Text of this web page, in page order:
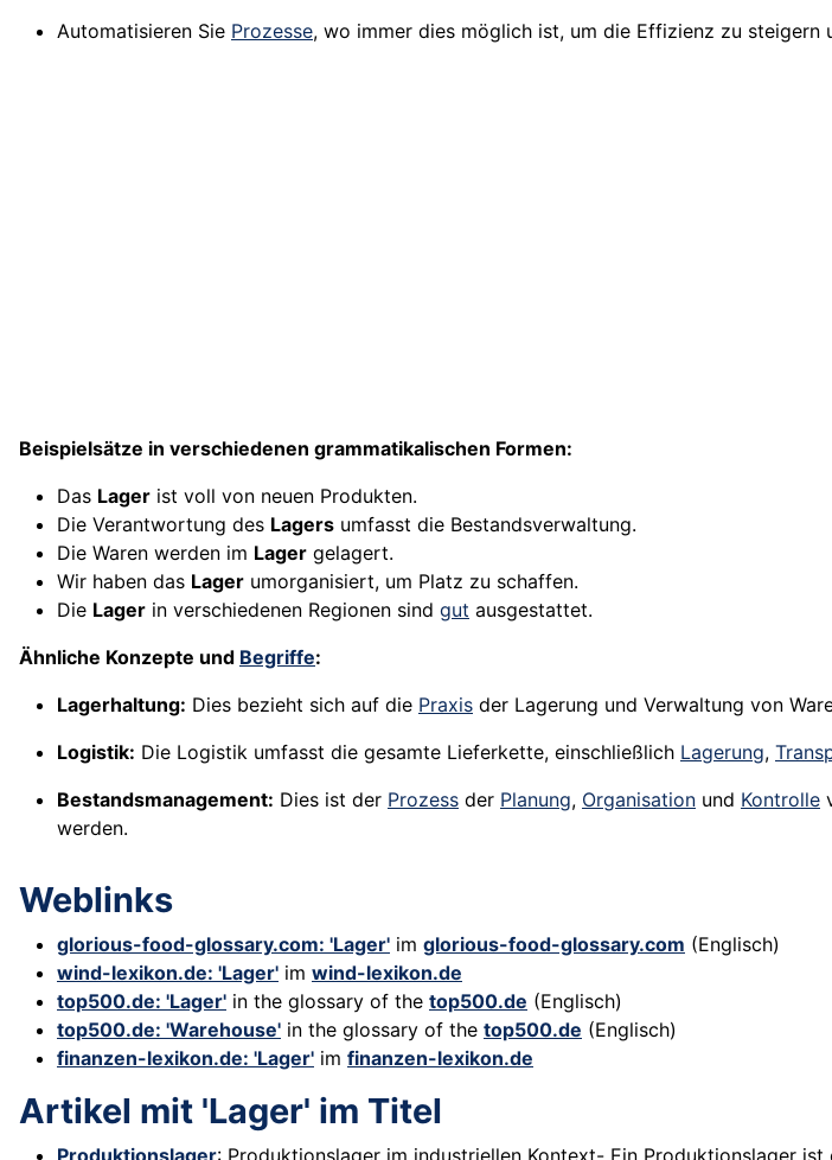
Automatisieren Sie Prozesse, wo immer dies möglich ist, um die Effizienz zu steigern
Beispielsätze in verschiedenen grammatikalischen Formen:
Das Lager ist voll von neuen Produkten.
Die Verantwortung des Lagers umfasst die Bestandsverwaltung.
Die Waren werden im Lager gelagert.
Wir haben das Lager umorganisiert, um Platz zu schaffen.
Die Lager in verschiedenen Regionen sind gut ausgestattet.
Ähnliche Konzepte und Begriffe:
Lagerhaltung: Dies bezieht sich auf die Praxis der Lagerung und Verwaltung von
Logistik: Die Logistik umfasst die gesamte Lieferkette, einschließlich Lagerung,
Bestandsmanagement: Dies ist der Prozess der Planung, Organisation und Kontrolle
werden.
Weblinks
glorious-food-glossary.com: 'Lager' im glorious-food-glossary.com (Englisch)
wind-lexikon.de: 'Lager' im wind-lexikon.de
top500.de: 'Lager' in the glossary of the top500.de (Englisch)
top500.de: 'Warehouse' in the glossary of the top500.de (Englisch)
finanzen-lexikon.de: 'Lager' im finanzen-lexikon.de
Artikel mit 'Lager' im Titel